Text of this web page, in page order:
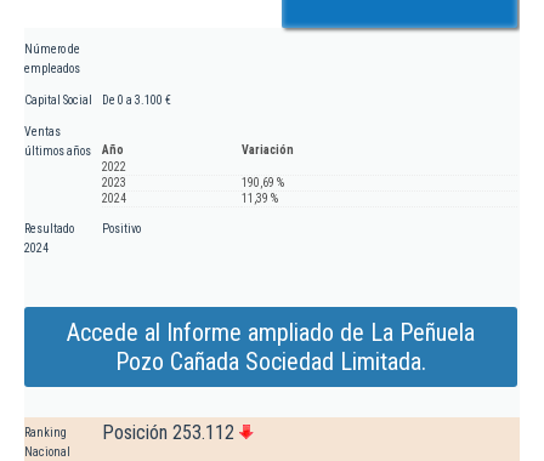
Número de
empleados
Capital Social De 0 a 3.100 €
Ventas
últimos años
Año
Variación
2022
2023
190,69 %
2024
11,39 %
Resultado
2024
Positivo
Accede al Informe ampliado de La Peñuela
Pozo Cañada Sociedad Limitada.
Ranking
Nacional
Posición 253.112